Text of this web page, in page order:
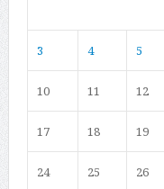
3 4 5
10 11 12
17 18 19
24 25 26